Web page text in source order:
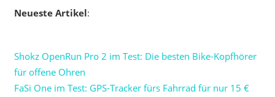
Neueste Artikel:
Shokz OpenRun Pro 2 im Test: Die besten Bike-Kopfhörer
für offene Ohren
FaSi One im Test: GPS-Tracker fürs Fahrrad für nur 15 €